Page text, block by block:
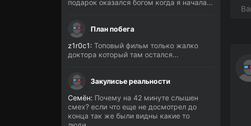
подарок оказался богом когда я начала...
План побега
z1r0c1: Топовый фильм только жалко
доктора который там остался...
Закулисье реальности
Семён: Почему на 42 минуте слышен
смех? если что еще не досмотрел до
конца так же были видны какие то